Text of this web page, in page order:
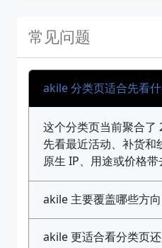
常见问题
akile 分类页适合先看什
这个分类页当前聚合了
先看最近活动、补货和
原生 IP、用途或价格带
akile 主要覆盖哪些方向
akile 更适合看分类页